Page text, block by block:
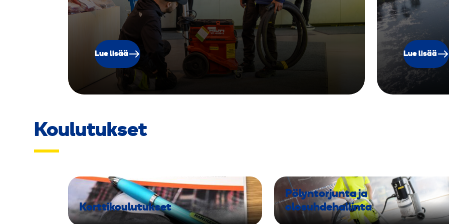
Lue lisää Lue lisää
Koulutukset
Korttikoulutukset
Pölyntorjunta ja
olosuhdehallinta